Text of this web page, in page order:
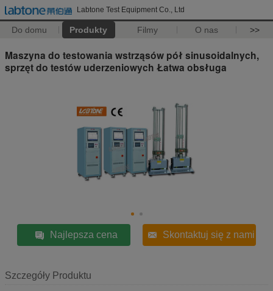
Labtone Test Equipment Co., Ltd
Do domu Produkty Filmy O nas >>
Maszyna do testowania wstrząsów pół sinusoidalnych,
sprzęt do testów uderzeniowych Łatwa obsługa
Najlepsza cena Skontaktuj się z nami
Szczegóły Produktu